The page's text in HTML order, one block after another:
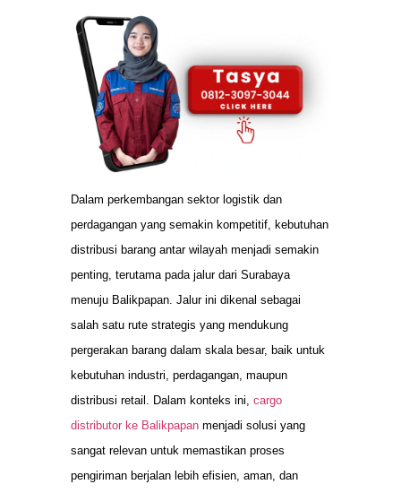
Dalam perkembangan sektor logistik dan
perdagangan yang semakin kompetitif, kebutuhan
distribusi barang antar wilayah menjadi semakin
penting, terutama pada jalur dari Surabaya
menuju Balikpapan. Jalur ini dikenal sebagai
salah satu rute strategis yang mendukung
pergerakan barang dalam skala besar, baik untuk
kebutuhan industri, perdagangan, maupun
distribusi retail. Dalam konteks ini, cargo
distributor ke Balikpapan menjadi solusi yang
sangat relevan untuk memastikan proses
pengiriman berjalan lebih efisien, aman, dan